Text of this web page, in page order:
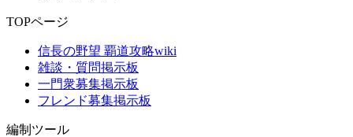
TOPページ
信長の野望 覇道攻略wiki
雑談・質問掲示板
一門衆募集掲示板
フレンド募集掲示板
編制ツール